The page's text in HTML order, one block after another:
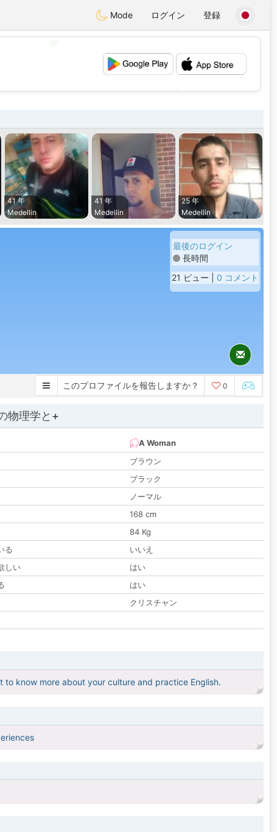
Mode ログイン 登録
41 年
Medellin
41 年
Medellin
25 年
Medellin
最後のログイン
長時間
21 ビュー | 0 コメント
このプロファイルを報告しますか？ 0
物理学と+
A Woman
ブラウン
ブラック
ノーマル
168 cm
84 Kg
る
いいえ
しい
はい
はい
クリスチャン
know more about your culture and practice English.